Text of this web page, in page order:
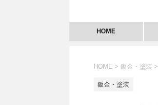
HOME
HOME > 鈑金・塗装 >
鈑金・塗装